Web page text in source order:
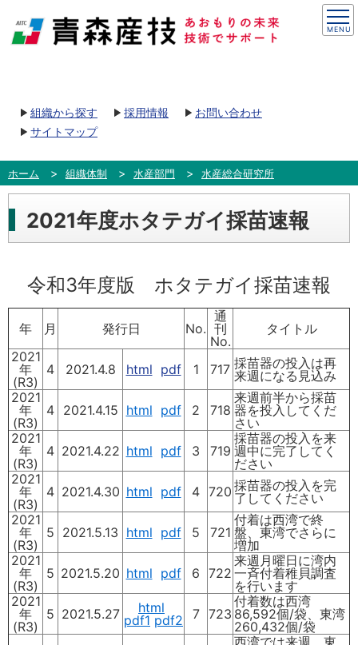
組織から探す 採用情報
お問い合わせ
サイトマップ
ホーム 組織体制 水産部門 水産総合研究所
2021年度ホタテガイ採苗速報
令和3年度版 ホタテガイ採苗速報
年 月 発行日 No.
通
刊
No.
タイトル
2021
年
(R3)
4 2021.4.8 html pdf 1 717 採苗器の投入は再
来週になる見込み
2021
年
(R3)
4 2021.4.15 html pdf 2 718
来週前半から採苗
器を投入してくだ
さい
2021
年
(R3)
4 2021.4.22 html pdf 3 719
採苗器の投入を来
週中に完了してく
ださい
2021
年
(R3)
4 2021.4.30 html pdf 4 720 採苗器の投入を完
了してください
2021
年
(R3)
5 2021.5.13 html pdf 5 721
付着は西湾で終
盤、東湾でさらに
増加
2021
年
(R3)
5 2021.5.20 html pdf 6 722
来週月曜日に湾内
一斉付着稚貝調査
を行います
2021
年
(R3)
5 2021.5.27
html
pdf1 pdf2 7 723
付着数は西湾
86,592個/袋、東湾
260,432個/袋
西湾では来週、東